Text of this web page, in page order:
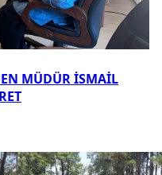
MÜDÜR İSMAİL